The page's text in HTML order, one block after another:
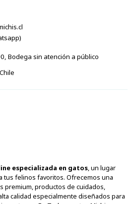
Bodega sin atención a público
especializada en gatos, un lugar
tus felinos favoritos. Ofrecemos una
premium, productos de cuidados,
calidad especialmente diseñados para